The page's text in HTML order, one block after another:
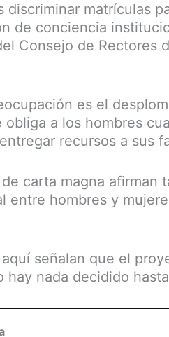
discriminar matrículas
de conciencia
Consejo de Rectores
es el
a los hombres
recursos a sus
carta magna afirman
entre hombres y
señalan que el
nada decidido